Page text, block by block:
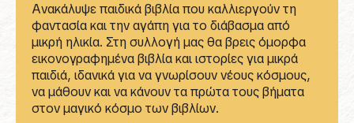
Ανακάλυψε παιδικά βιβλία που καλλιεργούν τη
φαντασία και την αγάπη για το διάβασμα από
μικρή ηλικία. Στη συλλογή μας θα βρεις όμορφα
εικονογραφημένα βιβλία και ιστορίες για μικρά
παιδιά, ιδανικά για να γνωρίσουν νέους κόσμους,
να μάθουν και να κάνουν τα πρώτα τους βήματα
στον μαγικό κόσμο των βιβλίων.